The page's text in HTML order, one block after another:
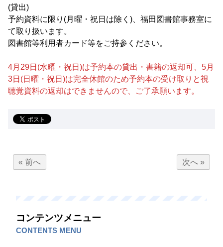
(貸出)
予約資料に限り(月曜・祝日は除く)、福田図書館事務室に
て取り扱います。
図書館等利用者カード等をご持参ください。
4月29日(水曜・祝日)は予約本の貸出・書籍の返却可、5月
3日(日曜・祝日)は完全休館のため予約本の受け取りと視
聴覚資料の返却はできませんので、ご了承願います。
« 前へ 次へ »
コンテンツメニュー
CONTENTS MENU